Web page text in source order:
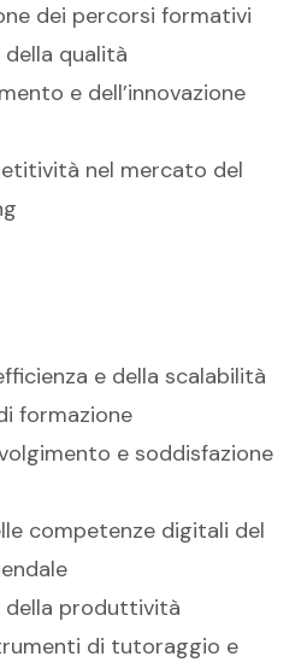
dei percorsi formativi
qualità
e dell’innovazione
nel mercato del
e della scalabilità
formazione
e soddisfazione
competenze digitali del
della produttività
di tutoraggio e